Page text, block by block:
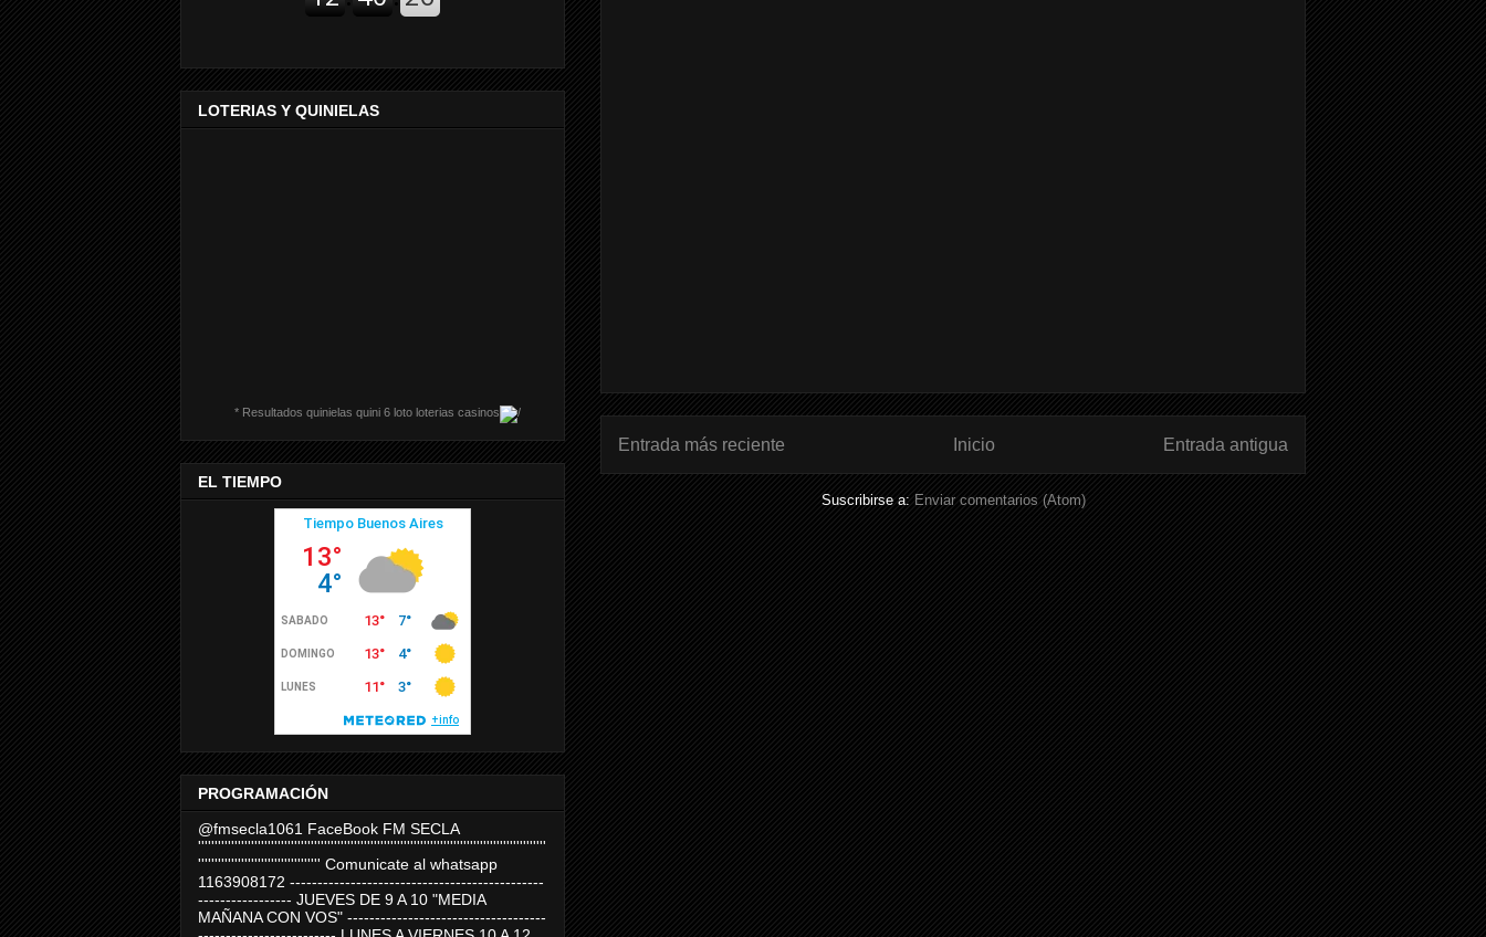
Entrada más reciente Entrada antigua
Inicio
Suscribirse a: Enviar comentarios (Atom)
LOTERIAS Y QUINIELAS
* Resultados quinielas quini 6 loto loterias casinos
EL TIEMPO
PROGRAMACIÓN
@fmsecla1061 FaceBook FM SECLA
'''''''''''''''''''''''''''''''''''''''''''''''''''''''''''''''''''''''''''''''''''''''''''''''''''''''''
''''''''''''''''''''''''''''''''''''' Comunicate al whatsapp
1163908172 ----------------------------------------------
----------------- JUEVES DE 9 A 10 "MEDIA
MAÑANA CON VOS" ------------------------------------